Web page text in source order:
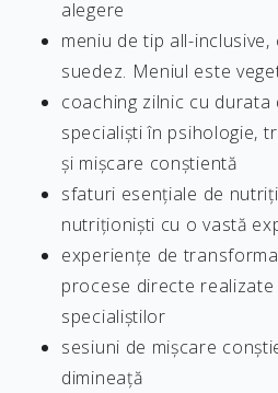
alegere
meniu de tip all-
suedez. Meniul este
coaching zilnic cu
specialiști în psihologie,
și mișcare conștientă
sfaturi esențiale de
nutriționiști cu o vastă
experiențe de
procese directe realizate
specialiștilor
sesiuni de mișcare
dimineață